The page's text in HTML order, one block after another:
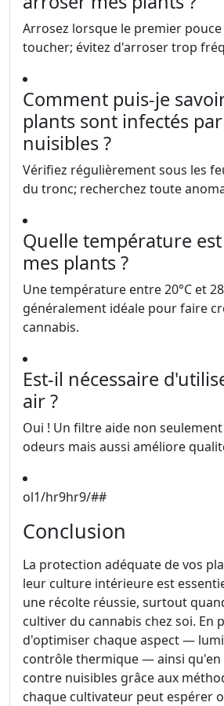
Arrosez lorsque le premier pouce
toucher; évitez d'arroser trop
Comment puis-je
plants sont infectés
nuisibles ?
Vérifiez régulièrement sous les
du tronc; recherchez toute
Quelle température
mes plants ?
Une température entre 20°C et
généralement idéale pour faire
cannabis.
Est-il nécessaire
air ?
Oui ! Un filtre aide non
odeurs mais aussi améliore
ol1/hr9hr9/##
Conclusion
La protection adéquate de vos
leur culture intérieure est
une récolte réussie, surtout
cultiver du cannabis chez soi. En
d'optimiser chaque aspect —
contrôle thermique — ainsi
contre nuisibles grâce aux
chaque cultivateur peut espérer